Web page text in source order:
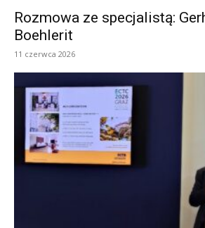
Rozmowa ze specjalistą:
Boehlerit
11 czerwca 2026